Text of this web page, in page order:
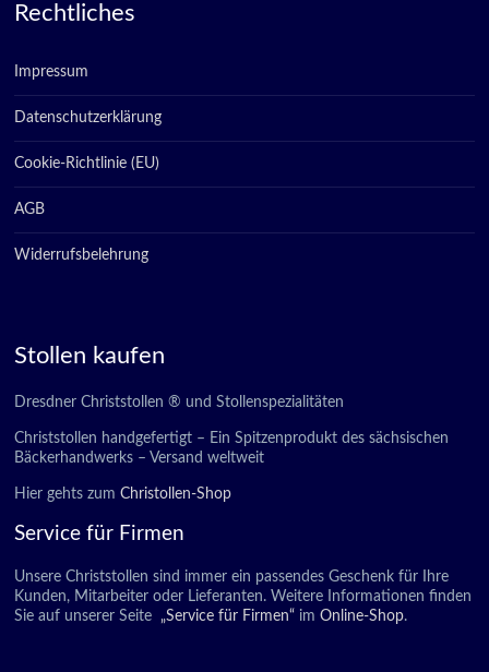
Rechtliches
Impressum
Datenschutzerklärung
Cookie-Richtlinie (EU)
AGB
Widerrufsbelehrung
Stollen kaufen
Dresdner Christstollen ® und Stollenspezialitäten
Christstollen handgefertigt – Ein Spitzenprodukt des sächsischen
Bäckerhandwerks – Versand weltweit
Hier gehts zumChristollen-Shop
Service für Firmen
Unsere Christstollen sind immer ein passendes Geschenk für Ihre
Kunden, Mitarbeiter oder Lieferanten. Weitere Informationen finden
Sie auf unserer Seite
„Service für Firmen“ im Online-Shop.